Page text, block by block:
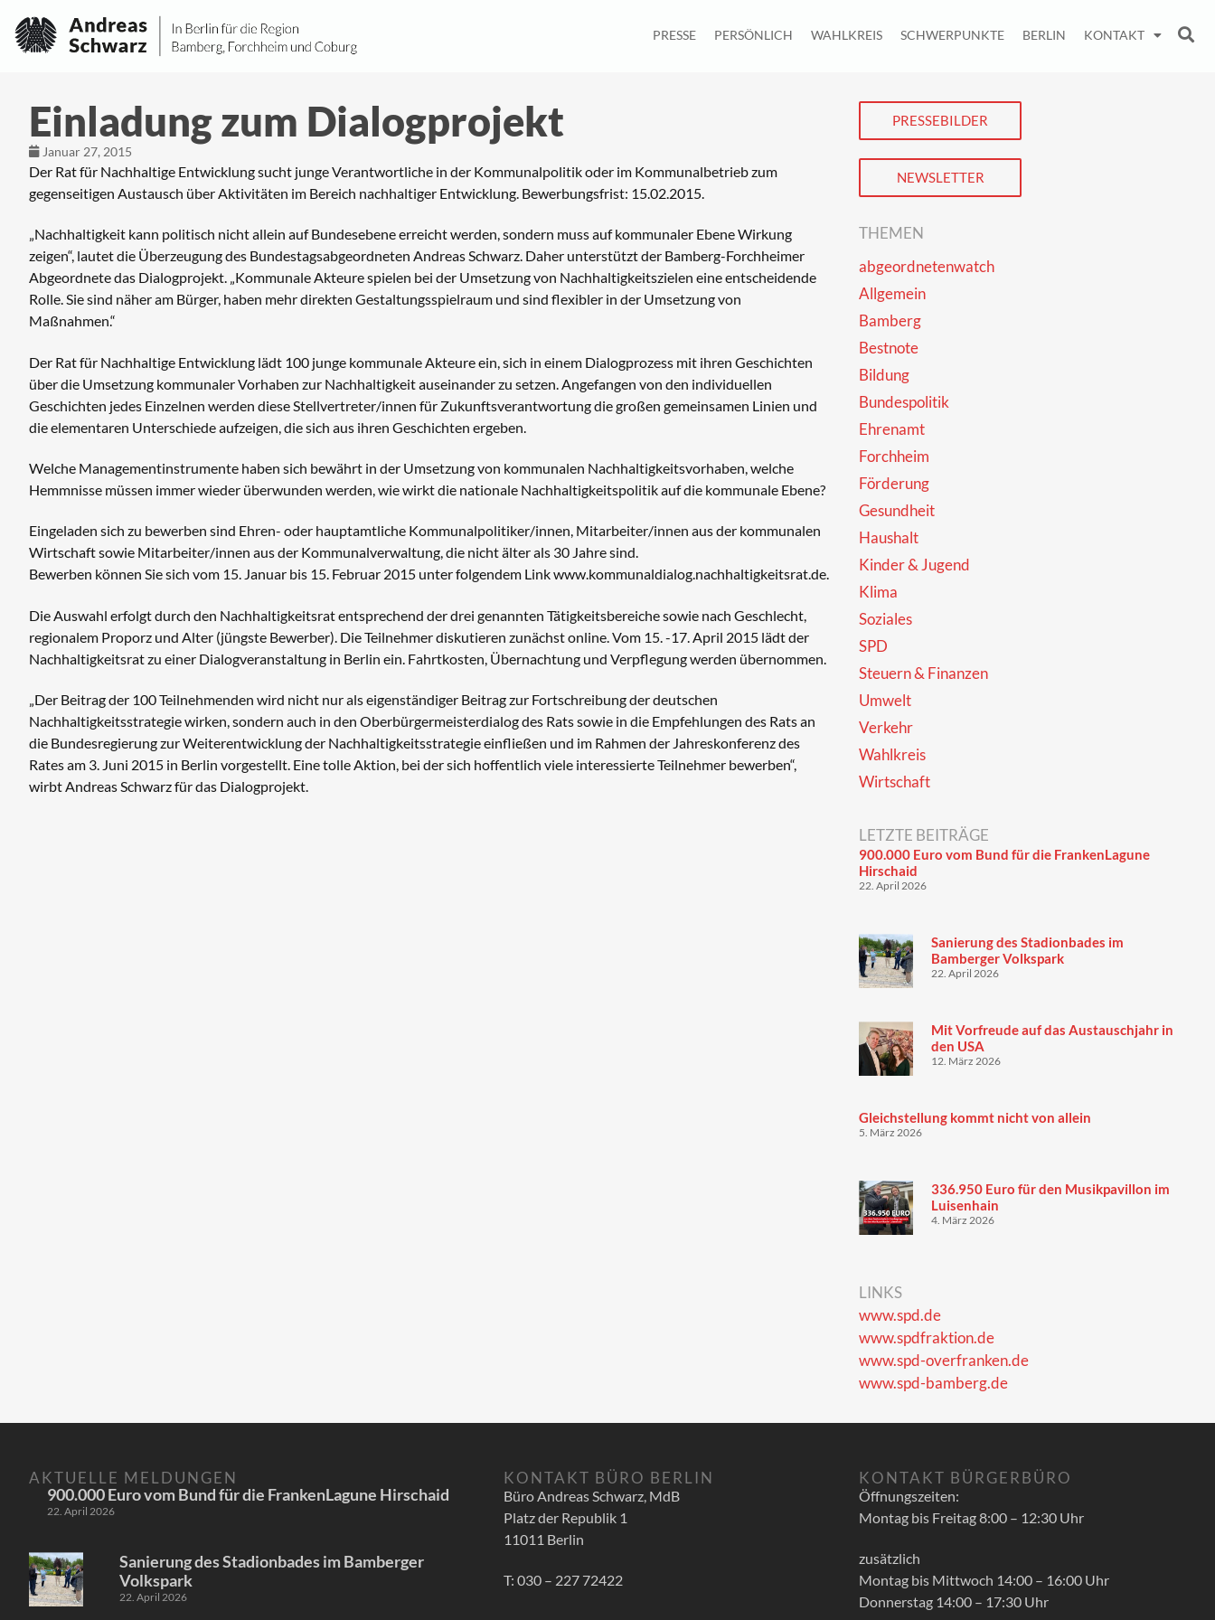
PRESSE PERSÖNLICH WAHLKREIS SCHWERPUNKTE BERLIN KONTAKT
Einladung zum Dialogprojekt
Januar 27, 2015
Der Rat für Nachhaltige Entwicklung sucht junge Verantwortliche in der Kommunalpolitik oder im Kommunalbetrieb zum
gegenseitigen Austausch über Aktivitäten im Bereich nachhaltiger Entwicklung. Bewerbungsfrist: 15.02.2015.
„Nachhaltigkeit kann politisch nicht allein auf Bundesebene erreicht werden, sondern muss auf kommunaler Ebene Wirkung
zeigen“, lautet die Überzeugung des Bundestagsabgeordneten Andreas Schwarz. Daher unterstützt der Bamberg-Forchheimer
Abgeordnete das Dialogprojekt. „Kommunale Akteure spielen bei der Umsetzung von Nachhaltigkeitszielen eine entscheidende
Rolle. Sie sind näher am Bürger, haben mehr direkten Gestaltungsspielraum und sind flexibler in der Umsetzung von
Maßnahmen.“
Der Rat für Nachhaltige Entwicklung lädt 100 junge kommunale Akteure ein, sich in einem Dialogprozess mit ihren Geschichten
über die Umsetzung kommunaler Vorhaben zur Nachhaltigkeit auseinander zu setzen. Angefangen von den individuellen
Geschichten jedes Einzelnen werden diese Stellvertreter/innen für Zukunftsverantwortung die großen gemeinsamen Linien und
die elementaren Unterschiede aufzeigen, die sich aus ihren Geschichten ergeben.
Welche Managementinstrumente haben sich bewährt in der Umsetzung von kommunalen Nachhaltigkeitsvorhaben, welche
Hemmnisse müssen immer wieder überwunden werden, wie wirkt die nationale Nachhaltigkeitspolitik auf die kommunale Ebene?
Eingeladen sich zu bewerben sind Ehren- oder hauptamtliche Kommunalpolitiker/innen, Mitarbeiter/innen aus der kommunalen
Wirtschaft sowie Mitarbeiter/innen aus der Kommunalverwaltung, die nicht älter als 30 Jahre sind.
Bewerben können Sie sich vom 15. Januar bis 15. Februar 2015 unter folgendem Link www.kommunaldialog.nachhaltigkeitsrat.de.
Die Auswahl erfolgt durch den Nachhaltigkeitsrat entsprechend der drei genannten Tätigkeitsbereiche sowie nach Geschlecht,
regionalem Proporz und Alter (jüngste Bewerber). Die Teilnehmer diskutieren zunächst online. Vom 15. -17. April 2015 lädt der
Nachhaltigkeitsrat zu einer Dialogveranstaltung in Berlin ein. Fahrtkosten, Übernachtung und Verpflegung werden übernommen.
„Der Beitrag der 100 Teilnehmenden wird nicht nur als eigenständiger Beitrag zur Fortschreibung der deutschen
Nachhaltigkeitsstrategie wirken, sondern auch in den Oberbürgermeisterdialog des Rats sowie in die Empfehlungen des Rats an
die Bundesregierung zur Weiterentwicklung der Nachhaltigkeitsstrategie einfließen und im Rahmen der Jahreskonferenz des
Rates am 3. Juni 2015 in Berlin vorgestellt. Eine tolle Aktion, bei der sich hoffentlich viele interessierte Teilnehmer bewerben“,
wirbt Andreas Schwarz für das Dialogprojekt.
PRESSEBILDER
NEWSLETTER
THEMEN
abgeordnetenwatch
Allgemein
Bamberg
Bestnote
Bildung
Bundespolitik
Ehrenamt
Forchheim
Förderung
Gesundheit
Haushalt
Kinder & Jugend
Klima
Soziales
SPD
Steuern & Finanzen
Umwelt
Verkehr
Wahlkreis
Wirtschaft
LETZTE BEITRÄGE
900.000 Euro vom Bund für die FrankenLagune
Hirschaid
22. April 2026
Sanierung des Stadionbades im
Bamberger Volkspark
22. April 2026
Mit Vorfreude auf das Austauschjahr in
den USA
12. März 2026
Gleichstellung kommt nicht von allein
5. März 2026
336.950 Euro für den Musikpavillon im
Luisenhain
4. März 2026
LINKS
www.spd.de
www.spdfraktion.de
www.spd-overfranken.de
www.spd-bamberg.de
AKTUELLE MELDUNGEN
900.000 Euro vom Bund für die FrankenLagune Hirschaid
22. April 2026
Sanierung des Stadionbades im Bamberger
Volkspark
22. April 2026
KONTAKT BÜRO BERLIN
Büro Andreas Schwarz, MdB
Platz der Republik 1
11011 Berlin
T: 030 – 227 72422
KONTAKT BÜRGERBÜRO
Öffnungszeiten:
Montag bis Freitag 8:00 – 12:30 Uhr
zusätzlich
Montag bis Mittwoch 14:00 – 16:00 Uhr
Donnerstag 14:00 – 17:30 Uhr